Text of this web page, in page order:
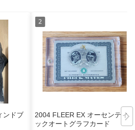
ンドブ
2004 FLEER EX オーセンティ
ックオートグラフカード